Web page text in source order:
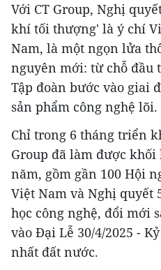
Với CT Group, Nghị
khí tối thượng' là ý chí
Nam, là một ngọn lửa
nguyên mới: từ chỗ đầu
Tập đoàn bước vào giai
sản phẩm công nghệ lõi.
Chỉ trong 6 tháng triển
Group đã làm được
năm, gồm gần 100 Hội
Việt Nam và Nghị quyết
học công nghệ, đổi mới
vào Đại Lễ 30/4/2025 -
nhất đất nước.